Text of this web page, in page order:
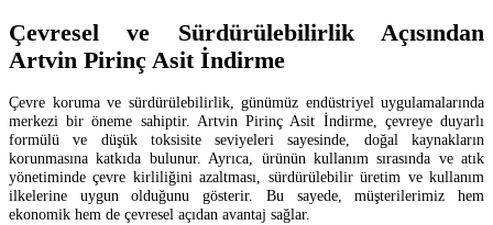
Çevresel ve Sürdürülebilirlik Açısından
Artvin Pirinç Asit İndirme
Çevre koruma ve sürdürülebilirlik, günümüz endüstriyel uygulamalarında
merkezi bir öneme sahiptir. Artvin Pirinç Asit İndirme, çevreye duyarlı
formülü ve düşük toksisite seviyeleri sayesinde, doğal kaynakların
korunmasına katkıda bulunur. Ayrıca, ürünün kullanım sırasında ve atık
yönetiminde çevre kirliliğini azaltması, sürdürülebilir üretim ve kullanım
ilkelerine uygun olduğunu gösterir. Bu sayede, müşterilerimiz hem
ekonomik hem de çevresel açıdan avantaj sağlar.